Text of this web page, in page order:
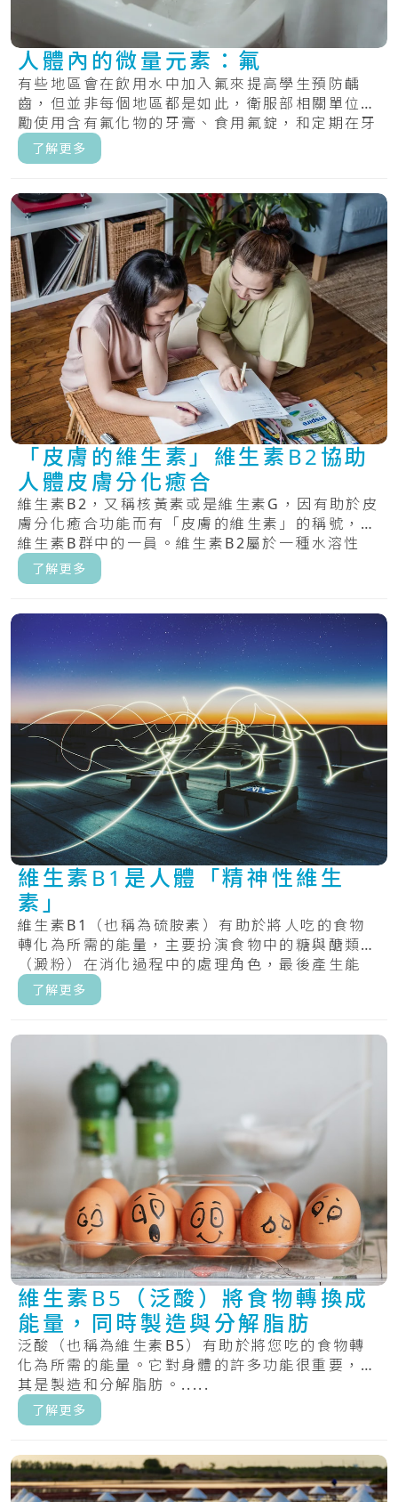
人體內的微量元素：氟
有些地區會在飲用水中加入氟來提高學生預防齲
齒，但並非每個地區都是如此，衛服部相關單位鼓
勵使用含有氟化物的牙膏、食用氟錠，和定期在牙
齒上塗.....
了解更多
「皮膚的維生素」維生素B2協助
人體皮膚分化癒合
維生素B2，又稱核黃素或是維生素G，因有助於皮
膚分化癒合功能而有「皮膚的維生素」的稱號，為
維生素B群中的一員。維生素B2屬於一種水溶性
維.....
了解更多
維生素B1是人體「精神性維生
素」
維生素B1（也稱為硫胺素）有助於將人吃的食物
轉化為所需的能量，主要扮演食物中的糖與醣類
（澱粉）在消化過程中的處理角色，最後產生能
量。.....
了解更多
維生素B5（泛酸）將食物轉換成
能量，同時製造與分解脂肪
泛酸（也稱為維生素B5）有助於將您吃的食物轉
化為所需的能量。它對身體的許多功能很重要，尤
其是製造和分解脂肪。.....
了解更多